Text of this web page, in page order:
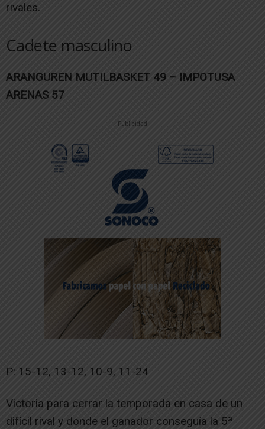
rivales.
Cadete masculino
ARANGUREN MUTILBASKET 49 – IMPOTUSA
ARENAS 57
-- Publicidad --
P: 15-12, 13-12, 10-9, 11-24
Victoria para cerrar la temporada en casa de un
difícil rival y donde el ganador conseguía la 5ª